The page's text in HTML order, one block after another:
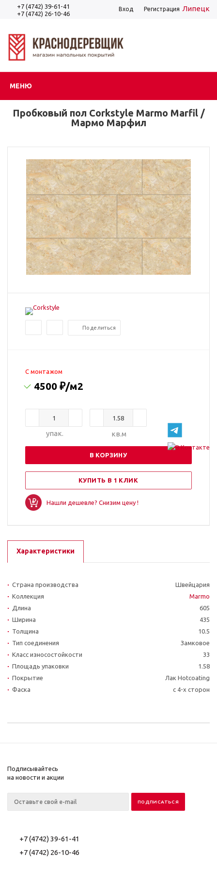
+7 (4742) 39-61-41
+7 (4742) 26-10-46
Липецк
Вход Регистрация
МЕНЮ
Пробковый пол Corkstyle Marmo Marfil /
Мармо Марфил
Поделиться
C монтажом
4500 ₽/м2
упак. кв.м
В КОРЗИНУ
КУПИТЬ В 1 КЛИК
Нашли дешевле? Снизим цену !
Характеристики
Страна производства
Швейцария
Коллекция
Marmo
Длина
605
Ширина
435
Толщина
10.5
Тип соединения
Замковое
Класс износостойкости
33
Площадь упаковки
1.58
Покрытие
Лак Hotcoating
Фаска
с 4-х сторон
Подписывайтесь
на новости и акции
+7 (4742) 39-61-41
+7 (4742) 26-10-46